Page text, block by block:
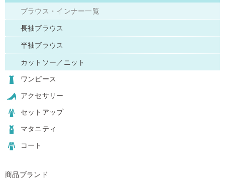
ブラウス・インナー一覧
長袖ブラウス
半袖ブラウス
カットソー／ニット
ワンピース
アクセサリー
セットアップ
マタニティ
コート
商品ブランド